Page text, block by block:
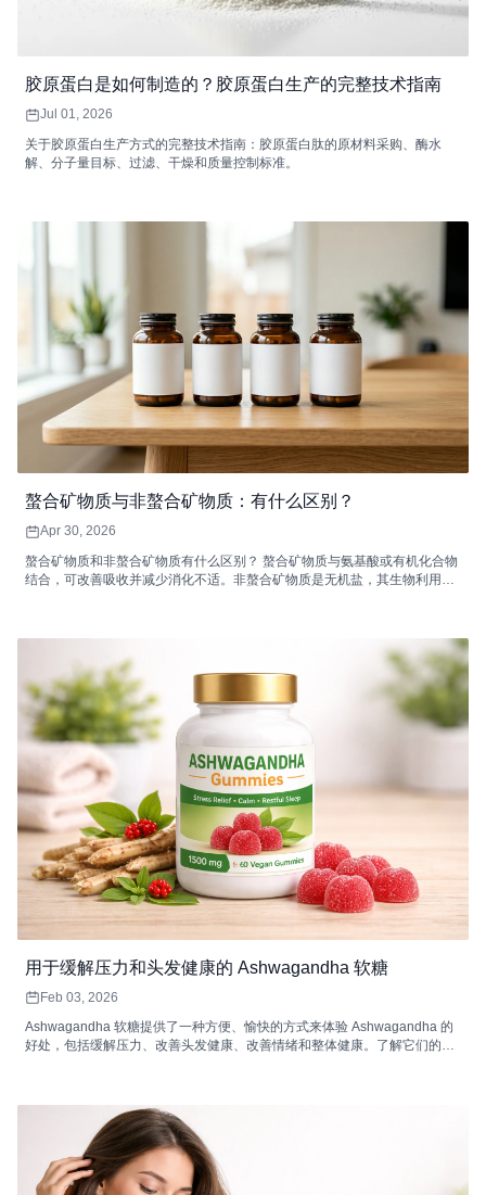
胶原蛋白是如何制造的？胶原蛋白生产的完整技术指南
Jul 01, 2026
关于胶原蛋白生产方式的完整技术指南：胶原蛋白肽的原材料采购、酶水
解、分子量目标、过滤、干燥和质量控制标准。
螯合矿物质与非螯合矿物质：有什么区别？
Apr 30, 2026
螯合矿物质和非螯合矿物质有什么区别？ 螯合矿物质与氨基酸或有机化合物
结合，可改善吸收并减少消化不适。非螯合矿物质是无机盐，其生物利​​用度
用于缓解压力和头发健康的 Ashwagandha 软糖
Feb 03, 2026
Ashwagandha 软糖提供了一种方便、愉快的方式来体验 Ashwagandha 的
好处，包括缓解压力、改善头发健康、改善情绪和整体健康。了解它们的工